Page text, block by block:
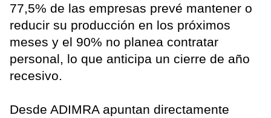
77,5% de las empresas prevé mantener o
reducir su producción en los próximos
meses y el 90% no planea contratar
personal, lo que anticipa un cierre de año
recesivo.
Desde ADIMRA apuntan directamente